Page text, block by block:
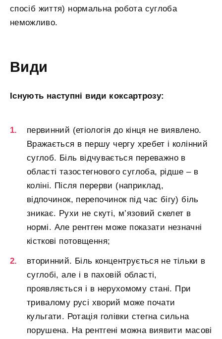
спосіб життя) нормальна робота суглоба
неможливо.
Види
Існують наступні види коксартрозу:
первинний (етіологія до кінця не виявлено.
Вражається в першу чергу хребет і колінний
суглоб. Біль відчувається переважно в
області тазостегнового суглоба, рідше – в
коліні. Після перерви (наприклад,
відпочинок, перепочинок під час бігу) біль
зникає. Рухи не скуті, м’язовий скелет в
нормі. Але рентген може показати незначні
кісткові потовщення;
вторинний. Біль концентрується не тільки в
суглобі, але і в паховій області,
проявляється і в нерухомому стані. При
тривалому русі хворий може почати
кульгати. Ротація голівки стегна сильна
порушена. На рентгені можна виявити масові